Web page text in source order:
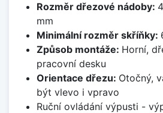
Rozměr dřezové nádoby:
mm
Minimální rozměr skříňky:
Způsob montáže: Horní,
pracovní desku
Orientace dřezu: Otočný,
být vlevo i vpravo
Ruční ovládání výpusti -